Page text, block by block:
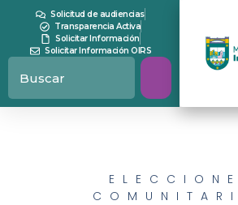
Solicitud de audiencias
Transparencia Activa
Solicitar Información
Solicitar Información OIRS